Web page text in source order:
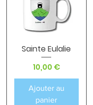
Aperçu rapide
Sainte Eulalie
Prix
10,00 €
Ajouter au
panier